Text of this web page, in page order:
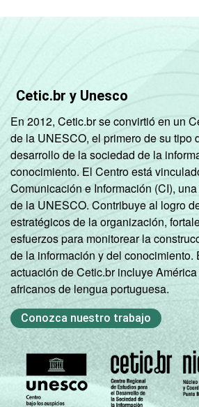
Cetic.br y Unesco
En 2012, Cetic.br se convirtió en un
de la UNESCO, el primero de su tipo
desarrollo de la sociedad de la
conocimiento. El Centro está
Comunicación e Información (CI),
de la UNESCO. Contribuye al logro
estratégicos de la organización,
esfuerzos para monitorear la
de la información y del conocimiento.
actuación de Cetic.br incluye
africanos de lengua portuguesa.
Conozca nuestro trabajo